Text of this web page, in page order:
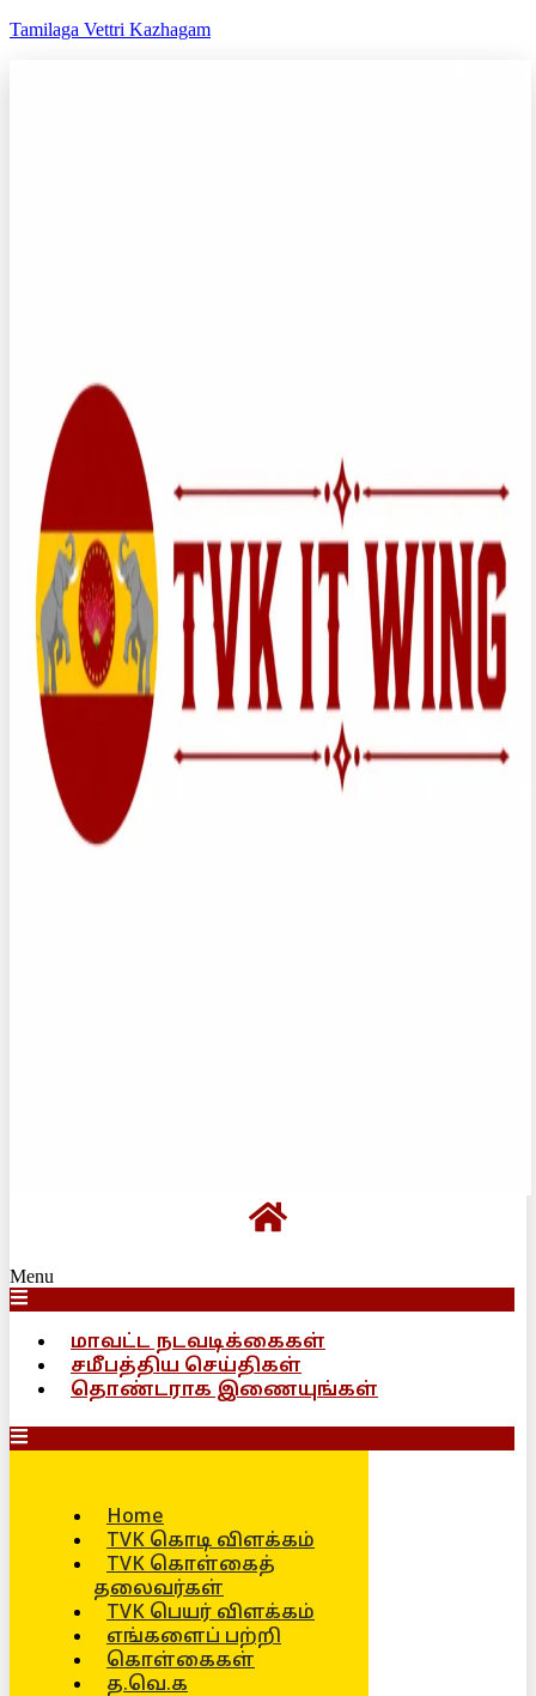
Tamilaga Vettri Kazhagam
Menu
மாவட்ட நடவடிக்கைகள்
சமீபத்திய செய்திகள்
தொண்டராக இணையுங்கள்
Home
TVK கொடி விளக்கம்
TVK கொள்கைத்
தலைவர்கள்
TVK பெயர் விளக்கம்
எங்களைப் பற்றி
கொள்கைகள்
த.வெ.க